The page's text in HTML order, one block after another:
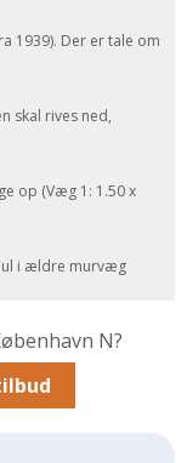
1939). Der er tale om
skal rives ned,
op (Væg 1: 1.50 x
i ældre murvæg
N?